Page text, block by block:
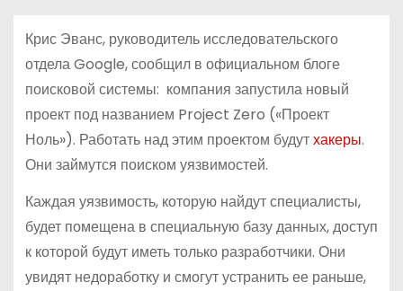
Крис Эванс, руководитель исследовательского
отдела Google, сообщил в официальном блоге
поисковой системы: компания запустила новый
проект под названием Project Zero («Проект
Ноль»). Работать над этим проектом будутхакеры.
Они займутся поиском уязвимостей.
Каждая уязвимость, которую найдут специалисты,
будет помещена в специальную базу данных, доступ
к которой будут иметь только разработчики. Они
увидят недоработку и смогут устранить ее раньше,